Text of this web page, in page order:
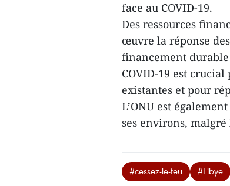
face au COVID-19.
Des ressources
œuvre la réponse
financement
COVID-19 est
existantes et pour
L’ONU est
ses environs,
#cessez-le-feu #Libye